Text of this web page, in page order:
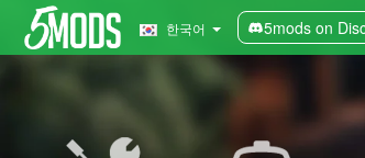
한국어 5mods on